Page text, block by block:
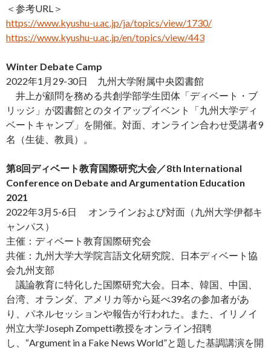
＜参考URL＞
https://www.kyushu-u.ac.jp/ja/topics/view/1730/
https://www.kyushu-u.ac.jp/en/topics/view/443
Winter Debate Camp
2022年1月29-30日 九州大学附属中央図書館
井上が顧問を務める共創学部学生団体「ディベート・ブ
リッジ」が図書館とのタイアップイベント「九州大学ディ
ベートキャンプ」を開催。対面、オンライン合わせ受講者9
名（生徒、教員）。
第8回ディベート教育国際研究大会／8th International
Conference on Debate and Argumentation Education
2021
2022年3月5-6日 オンラインおよび対面（九州大学伊都キ
ャンパス）
主催：ディベート教育国際研究会
共催：九州大学大学院言語文化研究院、日本ディベート協
会九州支部
議論教育に特化した国際研究大会。日本、韓国、中国、
台湾、オランダ、アメリカ等から延べ39名の参加者があ
り、パネルセッションや報告が行われた。また、イリノイ
州立大学Joseph Zompetti教授をオンライン招聘
し、“Argument in a Fake News World”と題した基調講演を開